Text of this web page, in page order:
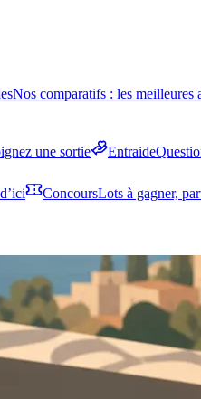
Nos comparatifs : les meilleures
une sortie Entraide
ConcoursLots à gagner,